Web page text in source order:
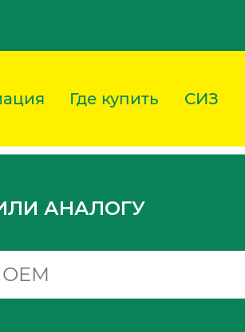
Где купить СИЗ
АНАЛОГУ